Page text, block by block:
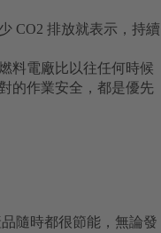
CO2 排放就表示，持續
料電廠比以往任何時候
的作業安全，都是優先
隨時都很節能，無論發